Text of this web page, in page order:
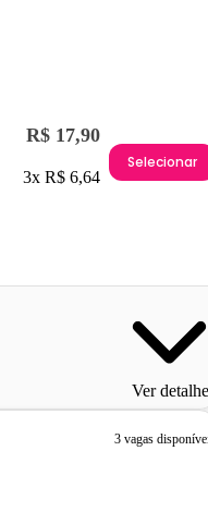
R$ 17,90
3x R$ 6,64
Selecionar
Ver
3 vagas